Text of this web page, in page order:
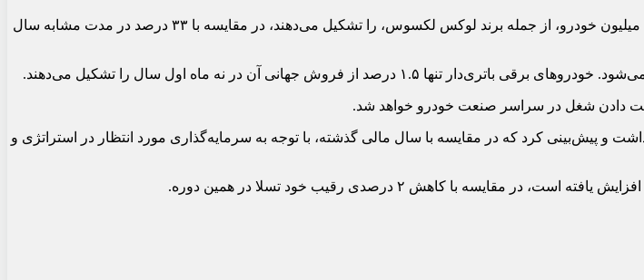
طبق داده‌های شرکت، هیبریدها ۴۱ درصد از فروش جهانی تویوتا در ماه‌های ژوئیه تا سپتامبر، یا ۱.۱ میلیون خودرو، از جمله برند لوکس لکسوس، را تشکیل می‌دهند، در مقایسه با ۳۳ درصد در مدت مشابه سال
فروش جهانی آن در نه ماه اول سال را تشکیل می‌دهند.
دست دادن شغل در سراسر صنعت خودرو خواهد شد.
و پیش‌بینی کرد که در مقایسه با سال مالی گذشته، با توجه به سرمایه‌گذاری مورد انتظار در استراتژی و